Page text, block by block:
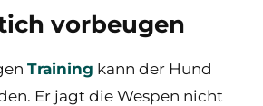
vorbeugen
Training kann der Hund
Er jagt die Wespen nicht